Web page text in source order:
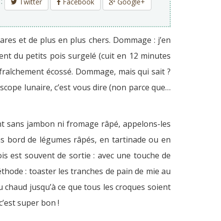
et de plus en plus chers. Dommage : j’en
du petits pois surgelé (cuit en 12 minutes
écossé. Dommage, mais qui sait ?
lunaire, c’est vous dire (non parce que…
sans jambon ni fromage râpé, appelons-les
bord de légumes râpés, en tartinade ou en
est souvent de sortie : avec une touche de
: toaster les tranches de pain de mie au
jusqu’à ce que tous les croques soient
super bon !